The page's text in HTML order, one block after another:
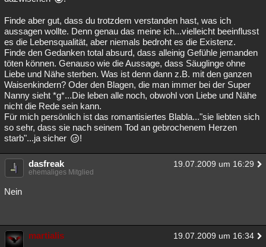
Finde aber gut, dass du trotzdem verstanden hast, was ich
aussagen wollte. Denn genau das meine ich...vielleicht beeinflusst
es die Lebensqualität, aber niemals bedroht es die Existenz.
Finde den Gedanken total absurd, dass alleinig Gefühle jemanden
töten können. Genauso wie die Aussage, dass Säuglinge ohne
Liebe und Nähe sterben. Was ist denn dann z.B. mit den ganzen
Waisenkindern? Oder den Blagen, die man immer bei der Super
Nanny sieht *g*...Die leben alle noch, obwohl von Liebe und Nähe
nicht die Rede sein kann.
Für mich persönlich ist das romantisiertes Blabla..."sie liebten sich
so sehr, dass sie nach seinem Tod an gebrochenem Herzen
starb"...ja sicher
!
dasfreak 19.07.2009 um 16:29
ehemaliges Mitglied
Nein
martialis 19.07.2009 um 16:34